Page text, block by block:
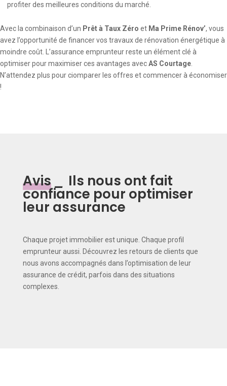
profiter des meilleures conditions du marché.
Avec la combinaison d’un Prêt à Taux Zéro et Ma Prime Rénov’, vous
avez l’opportunité de financer vos travaux de rénovation énergétique à
moindre coût. L’assurance emprunteur reste un élément clé à
optimiser pour maximiser ces avantages avecAS Courtage.
N’attendez plus pour ciomparer les offres et commencer à économiser
!
Avis _ Ils nous ont fait
confiance pour optimiser
leur assurance
Chaque projet immobilier est unique. Chaque profil
emprunteur aussi. Découvrez les retours de clients que
nous avons accompagnés dans l’optimisation de leur
assurance de crédit, parfois dans des situations
complexes.